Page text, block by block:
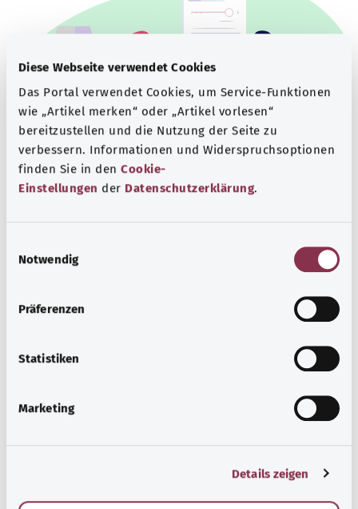
Diese Webseite verwendet Cookies
Das Portal verwendet Cookies, um Service-Funktionen
wie „Artikel merken“ oder „Artikel vorlesen“
bereitzustellen und die Nutzung der Seite zu
verbessern. Informationen und Widerspruchsoptionen
finden Sie in den Cookie-
Einstellungen der Datenschutzerklärung.
Notwendig
Präferenzen
Statistiken
Marketing
Details zeigen
Beratung und Hilfe
Eine Auswahl verschiedener Beratungs- und
Informationsangebote zu bestimmten
Gesundheitsthemen.
معرفة المزيد